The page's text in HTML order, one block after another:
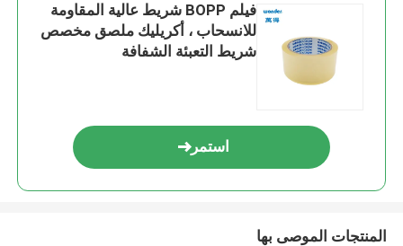
فيلم BOPP شريط عالية المقاومة
للانسحاب ، أكريليك ملصق مخصص
شريط التعبئة الشفافة
استمر
المنتجات الموصى بها